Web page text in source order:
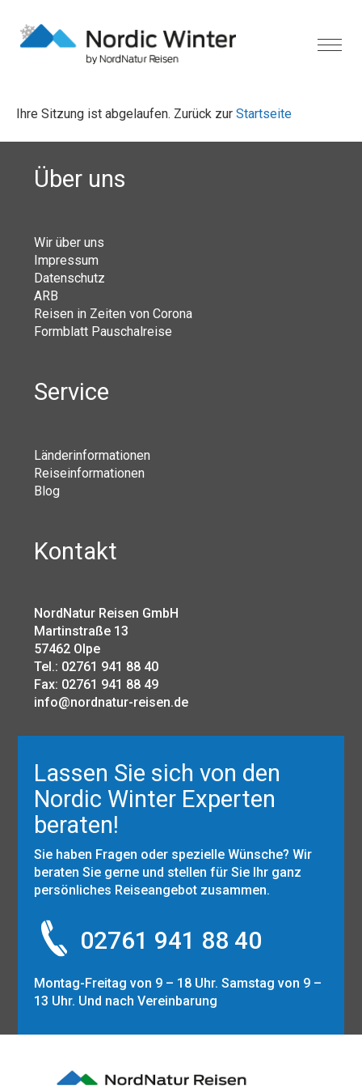
Ihre Sitzung ist abgelaufen. Zurück zur Startseite
Über uns
Wir über uns
Impressum
Datenschutz
ARB
Reisen in Zeiten von Corona
Formblatt Pauschalreise
Service
Länderinformationen
Reiseinformationen
Blog
Kontakt
NordNatur Reisen GmbH
Martinstraße 13
57462 Olpe
Tel.: 02761 941 88 40
Fax: 02761 941 88 49
info@nordnatur-reisen.de
Lassen Sie sich von den
Nordic Winter Experten
beraten!
Sie haben Fragen oder spezielle Wünsche? Wir
beraten Sie gerne und stellen für Sie Ihr ganz
persönliches Reiseangebot zusammen.
02761 941 88 40
Montag-Freitag von 9 – 18 Uhr. Samstag von 9 –
13 Uhr. Und nach Vereinbarung